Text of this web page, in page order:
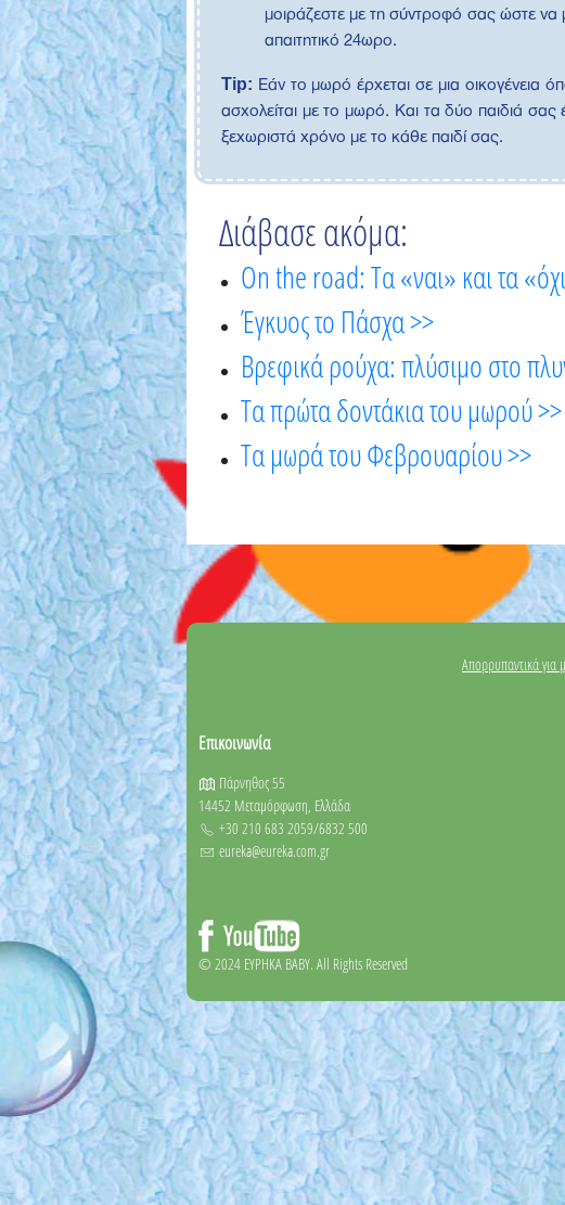
μοιράζεστε με τη σύντροφό σας ώστε να
απαιτητικό 24ωρο.
Tip: Εάν το μωρό έρχεται σε μια οικογένεια
ασχολείται με το μωρό. Και τα δύο παιδιά σας
ξεχωριστά χρόνο με το κάθε παιδί σας.
Διάβασε ακόμα:
On the road: Τα «ναι» και τα
Έγκυος το Πάσχα >>
Βρεφικά ρούχα: πλύσιμο στο
Τα πρώτα δοντάκια του μωρού >>
Τα μωρά του Φεβρουαρίου >>
Απορρυπαντικά για
Επικοινωνία
Πάρνηθος 55
14452 Μεταμόρφωση, Ελλάδα
+30 210 683 2059/6832 500
eureka@eureka.com.gr
© 2024 EYΡΗΚΑ BABY. All Rights Reserved